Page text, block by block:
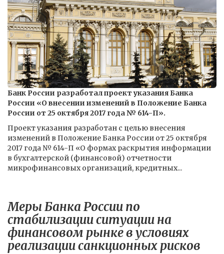
Банк России разработал проект указания Банка
России «О внесении изменений в Положение Банка
России от 25 октября 2017 года № 614-П».
Проект указания разработан с целью внесения
изменений в Положение Банка России от 25 октября
2017 года № 614-П «О формах раскрытия информации
в бухгалтерской (финансовой) отчетности
микрофинансовых организаций, кредитных...
Меры Банка России по
стабилизации ситуации на
финансовом рынке в условиях
реализации санкционных рисков